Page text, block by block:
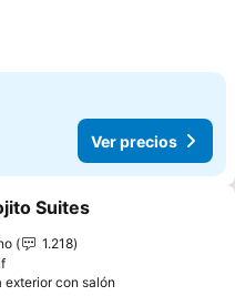
Ver precios
a favoritos
Suites
1.218
exterior con salón